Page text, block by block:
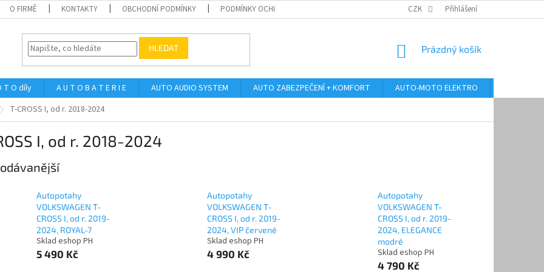
O FIRMĚ KONTAKTY OBCHODNÍ PODMÍNKY PODMÍNKY OCHRANY OSOBNÍCH ÚDAJŮ ODSTOUPENÍ OD KUPNÍ SMLOUVY
CZK Přihlášení
HLEDAT
NÁKUPNÍ
Prázdný košík
T O díly A U T O B A T E R I E AUTO AUDIO SYSTEM AUTO ZABEZPEČENÍ + KOMFORT AUTO-MOTO ELEKTRO
T-CROSS I, od r. 2018-2024
I, od r. 2018-2024
Autopotahy
VOLKSWAGEN T-
CROSS I, od r. 2019-
2024, ROYAL-7
Sklad eshop PH
5 490 Kč
Autopotahy
VOLKSWAGEN T-
CROSS I, od r. 2019-
2024, VIP červené
Sklad eshop PH
4 990 Kč
Autopotahy
VOLKSWAGEN T-
CROSS I, od r. 2019-
2024, ELEGANCE
modré
Sklad eshop PH
4 790 Kč